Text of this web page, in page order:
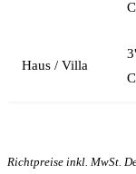
Haus / Villa
Richtpreise inkl. MwSt.